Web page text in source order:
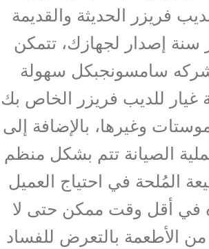
فريزر الحديثة والقديمة
سنة إصدار لجهازك، تتمكن
سامسونجبكل سهولة
غيار للديب فريزر الخاص بك
وغيرها، بالإضافة إلى
الصيانة تتم بشكل منظم
المُلحة في احتياج العميل
في أقل وقت ممكن حتى لا
من الأطعمة بالتعرض للفساد